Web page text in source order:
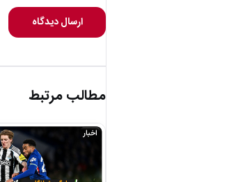
ارسال دیدگاه
مطالب مرتبط
اخبار